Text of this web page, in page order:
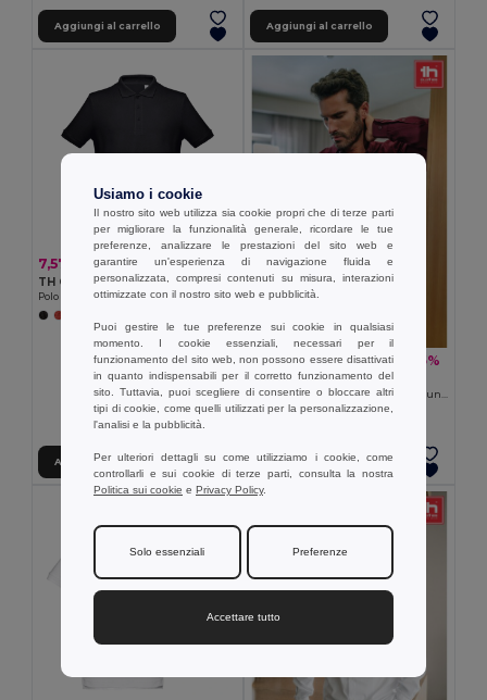
Aggiungi al carrello Aggiungi al carrello
7,57 €
TH Clothes 11167
Polo da uomo in cotone a maniche corte
Aggiungi al carrello
18,52 €28,34 € -35%
TH Clothes 30153
Camicia oxford da uomo a maniche lunghe
+1 Colori
Aggiungi al carrello
Usiamo i cookie
Il nostro sito web utilizza sia cookie propri che di terze parti
per migliorare la funzionalità generale, ricordare le tue
preferenze, analizzare le prestazioni del sito web e
garantire un'esperienza di navigazione fluida e
personalizzata, compresi contenuti su misura, interazioni
ottimizzate con il nostro sito web e pubblicità.
Puoi gestire le tue preferenze sui cookie in qualsiasi
momento. I cookie essenziali, necessari per il
funzionamento del sito web, non possono essere disattivati
in quanto indispensabili per il corretto funzionamento del
sito. Tuttavia, puoi scegliere di consentire o bloccare altri
tipi di cookie, come quelli utilizzati per la personalizzazione,
l'analisi e la pubblicità.
Per ulteriori dettagli su come utilizziamo i cookie, come
controllarli e sui cookie di terze parti, consulta la nostra
Politica sui cookie e Privacy Policy.
Solo essenziali Preferenze
Accettare tutto